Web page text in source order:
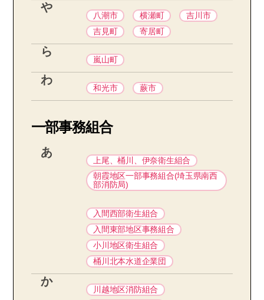
や
八潮市 横瀬町
吉川市
吉見町
寄居町
ら
嵐山町
わ
和光市 蕨市
一部事務組合
あ
上尾、桶川、伊奈衛生組合
朝霞地区一部事務組合(埼玉県南西
部消防局)
入間西部衛生組合
入間東部地区事務組合
小川地区衛生組合
桶川北本水道企業団
か
川越地区消防組合